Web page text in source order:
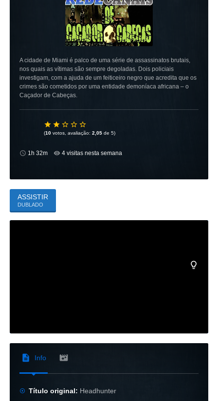
A cidade de Miami é palco de uma série de assassinatos brutais,
nos quais as vítimas são sempre degoladas. Dois policiais
investigam, com a ajuda de um feiticeiro negro que acredita que os
crimes são cometidos por uma entidade demoníaca africana – o
Caçador de Cabeças.
(10 votos, avaliação: 2,05 de 5)
1h 32m 4 visitas nesta semana
ASSISTIR
DUBLADO
Info
Título original: Headhunter